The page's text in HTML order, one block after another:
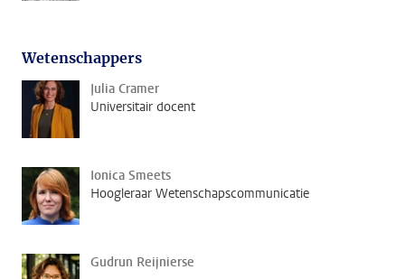
Wetenschappers
Julia Cramer
Universitair docent
Ionica Smeets
Hoogleraar Wetenschapscommunicatie
Gudrun Reijnierse